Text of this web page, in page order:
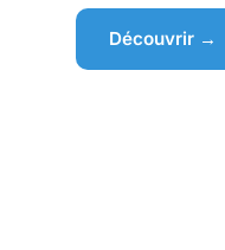
Découvrir →